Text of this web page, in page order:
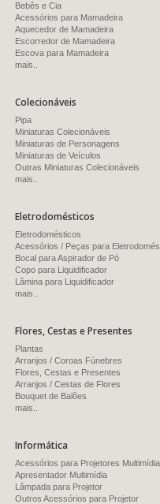
Bebês e Cia
Acessórios para Mamadeira
Aquecedor de Mamadeira
Escorredor de Mamadeira
Escova para Mamadeira
mais..
Colecionáveis
Pipa
Miniaturas Colecionáveis
Miniaturas de Personagens
Miniaturas de Veículos
Outras Miniaturas Colecionáveis
mais..
Eletrodomésticos
Eletrodomésticos
Acessórios / Peças para
Bocal para Aspirador de Pó
Copo para Liquidificador
Lâmina para Liquidificador
mais..
Flores, Cestas e Presentes
Plantas
Arranjos / Coroas Fúnebres
Flores, Cestas e Presentes
Arranjos / Cestas de Flores
Bouquet de Balões
mais..
Informática
Acessórios para Projetores Multimídia
Apresentador Multimídia
Lâmpada para Projetor
Outros Acessórios para Projetor